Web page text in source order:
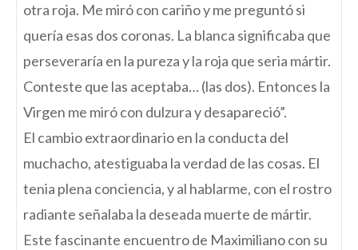
otra roja. Me miró con cariño y me preguntó si
quería esas dos coronas. La blanca significaba que
perseveraría en la pureza y la roja que seria mártir.
Conteste que las aceptaba… (las dos). Entonces la
Virgen me miró con dulzura y desapareció”.
El cambio extraordinario en la conducta del
muchacho, atestiguaba la verdad de las cosas. El
tenia plena conciencia, y al hablarme, con el rostro
radiante señalaba la deseada muerte de mártir.
Este fascinante encuentro de Maximiliano con su